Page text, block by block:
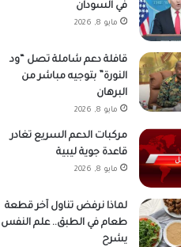
في السودان
مايو 8, 2026
قافلة دعم شاملة تصل “ود
النورة” بتوجيه مباشر من
البرهان
مايو 8, 2026
مركبات الدعم السريع تغادر
قاعدة جوية ليبية
مايو 8, 2026
لماذا نرفض تناول آخر قطعة
طعام في الطبق.. علم النفس
يشرح